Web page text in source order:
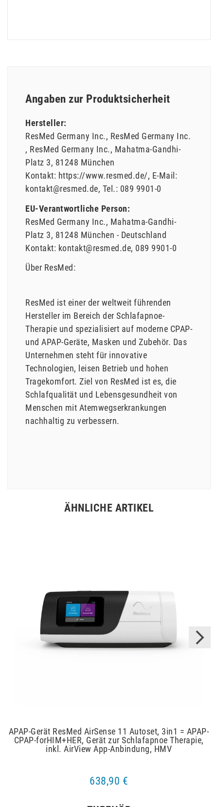
Angaben zur Produktsicherheit
Hersteller:
ResMed Germany Inc. ResMed Germany Inc.
ResMed Germany Inc. Mahatma-Gandhi-
Platz 3 81248 München
Kontakt: https://www.resmed.de/ E-Mail:
kontakt@resmed.de Tel.: 089 9901-0
EU-Verantwortliche Person:
ResMed Germany Inc. Mahatma-Gandhi-
Platz 3 81248 München
Deutschland
Kontakt: kontakt@resmed.de 089 9901-0
Über ResMed:
ResMed ist einer der weltweit führenden
Hersteller im Bereich der Schlafapnoe-
Therapie und spezialisiert auf moderne CPAP-
und APAP-Geräte, Masken und Zubehör. Das
Unternehmen steht für innovative
Technologien, leisen Betrieb und hohen
Tragekomfort. Ziel von ResMed ist es, die
Schlafqualität und Lebensgesundheit von
Menschen mit Atemwegserkrankungen
nachhaltig zu verbessern.
ÄHNLICHE ARTIKEL
APAP-Gerät ResMed AirSense 11 Autoset, 3in1 = APAP-
CPAP-forHIM+HER, Gerät zur Schlafapnoe Therapie,
inkl. AirView App-Anbindung, HMV
638,90 €